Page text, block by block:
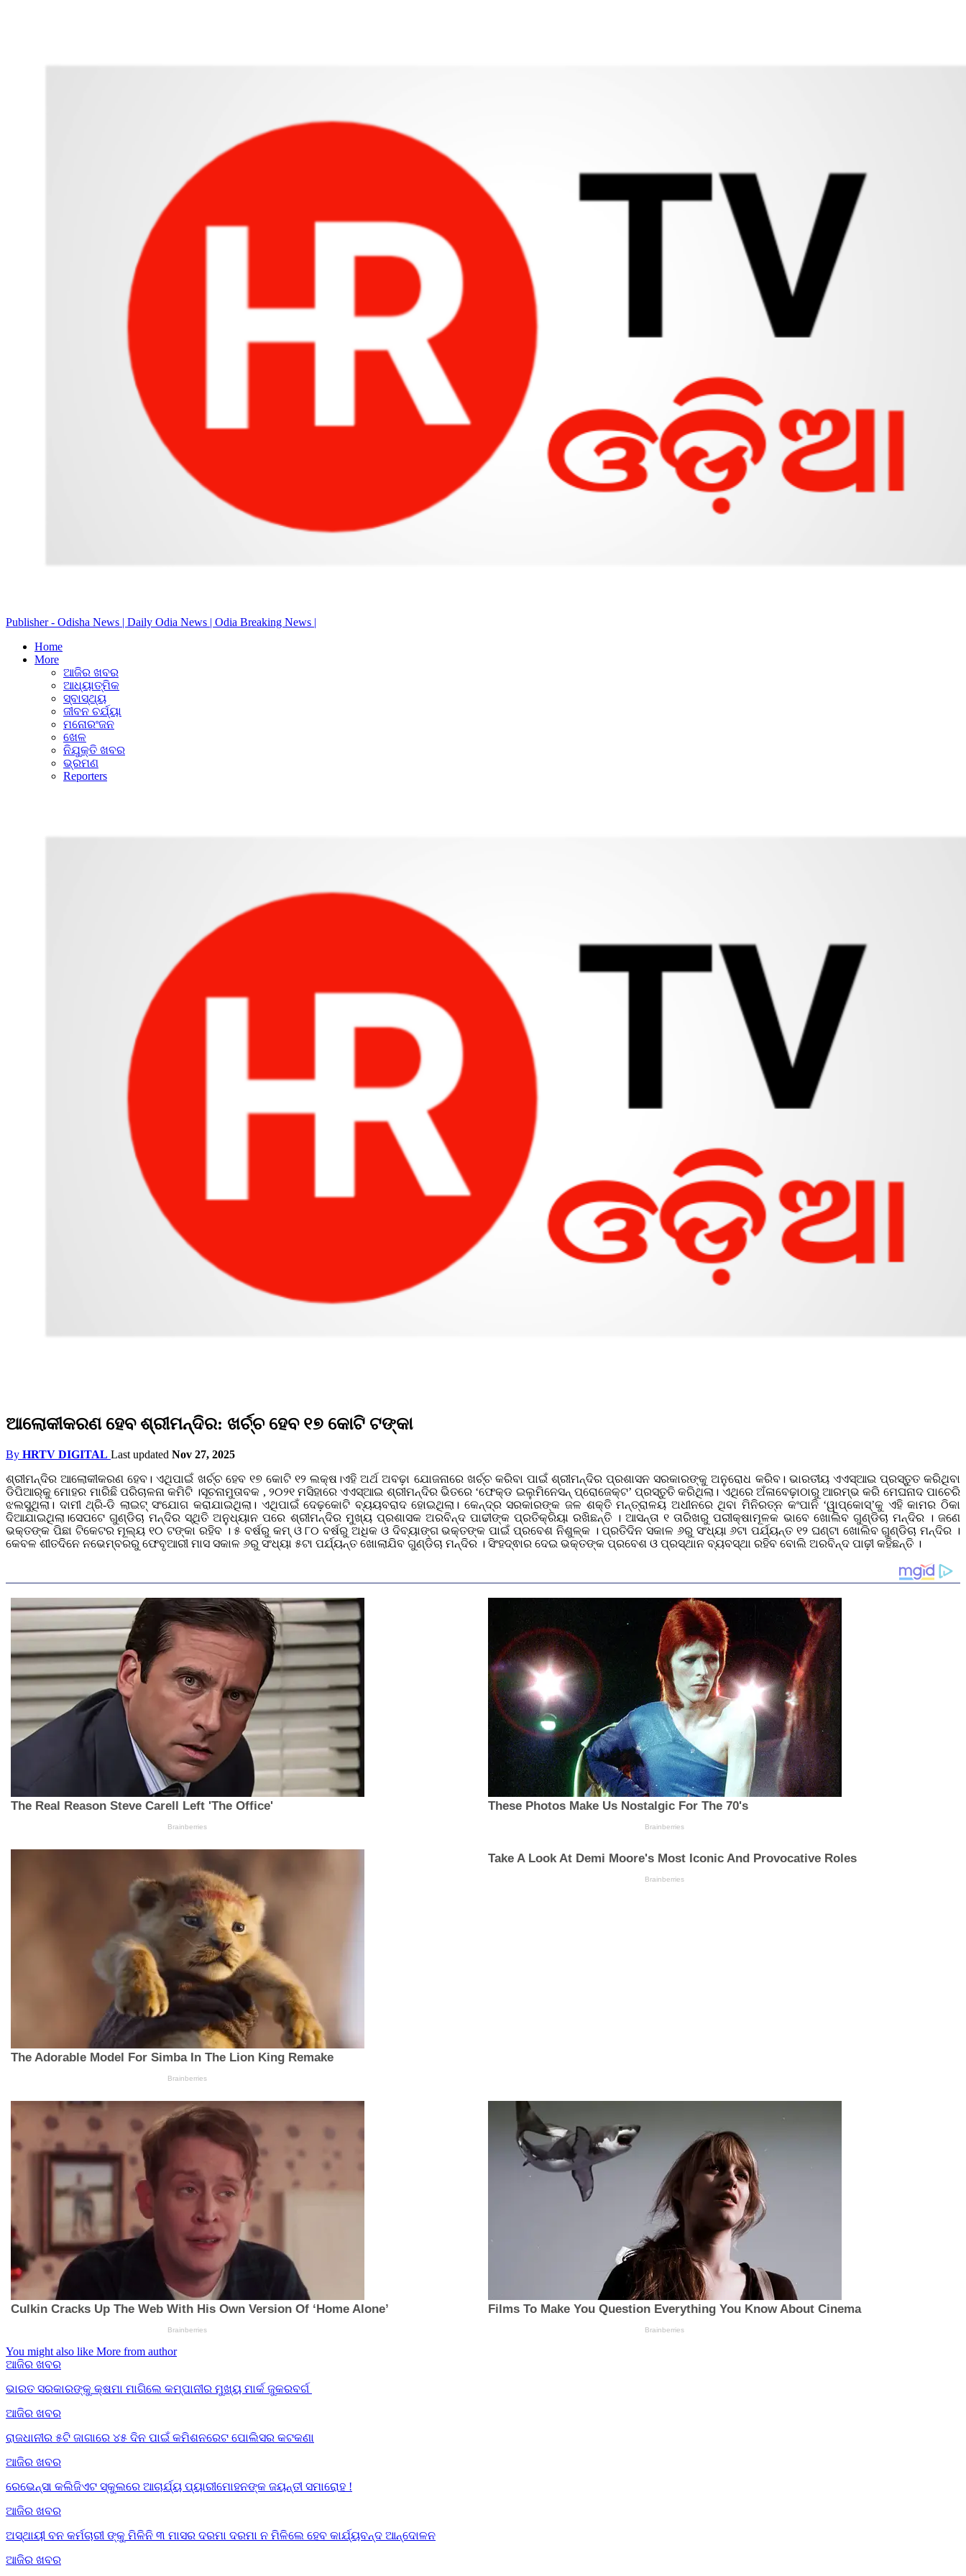
Publisher - Odisha News | Daily Odia News | Odia Breaking News |
Home
More
ଆଜିର ଖବର
ଆଧ୍ୟାତ୍ମିକ
ସ୍ବାସ୍ଥ୍ୟ
ଜୀବନ ଚର୍ଯ୍ୟା
ମନୋରଂଜନ
ଖେଳ
ନିଯୁକ୍ତି ଖବର
ଭ୍ରମଣ
Reporters
ଆଲୋକୀକରଣ ହେବ ଶ୍ରୀମନ୍ଦିର: ଖର୍ଚ୍ଚ ହେବ ୧୭ କୋଟି ଟଙ୍କା
By HRTV DIGITAL Last updated Nov 27, 2025
ଶ୍ରୀମନ୍ଦିର ଆଲୋକୀକରଣ ହେବ। ଏଥିପାଇଁ ଖର୍ଚ୍ଚ ହେବ ୧୭ କୋଟି ୧୨ ଲକ୍ଷ।ଏହି ଅର୍ଥ ଅବଢ଼ା ଯୋଜନାରେ ଖର୍ଚ୍ଚ କରିବା ପାଇଁ ଶ୍ରୀମନ୍ଦିର ପ୍ରଶାସନ ସରକାରଙ୍କୁ ଅନୁରୋଧ କରିବ। ଭାରତୀୟ ଏଏସ୍‌ଆଇ ପ୍ରସ୍ତୁତ କରିଥିବା
ଡିପିଆର୍‌କୁ ମୋହର ମାରିଛି ପରିଚାଳନା କମିଟି ।ସୂଚନାମୁତାବକ , ୨୦୨୧ ମସିହାରେ ଏଏସ୍‌ଆଇ ଶ୍ରୀମନ୍ଦିର ଭିତରେ ‘ଫେକ୍‌ଡ ଇଲୁମିନେସନ୍‌ ପ୍ରୋଜେକ୍ଟ’ ପ୍ରସ୍ତୁତି କରିଥିଲା। ଏଥିରେ ଅଁଳାବେଢ଼ାଠାରୁ ଆରମ୍ଭ କରି ମେଘନାଦ ପା‌ଚେରି
ଝଲସୁଥିଲା। ଦାମୀ ଥ୍ରି-ଡି ଲାଇଟ୍‌ ସଂଯୋଗ କରାଯାଇଥିଲା। ଏଥିପାଇଁ ଦେଢ଼କୋଟି ବ୍ୟୟବରାଦ ହୋଇଥିଲା। କେନ୍ଦ୍ର ସରକାରଙ୍କ ଜଳ ଶକ୍ତି ମନ୍ତ୍ରାଳୟ ଅଧୀନରେ ଥିବା ମିନିରତ୍ନ କଂପାନି ‘ୱାପ୍‌କୋସ୍‌’କୁ ଏହି କାମର ଠିକା
ଦିଆଯାଇଥିଲା।ସେପଟେ ଗୁଣ୍ଡିଚା ମନ୍ଦିର ସ୍ଥିତି ଅନୁଧ୍ୟାନ ପରେ ଶ୍ରୀମନ୍ଦିର ମୁଖ୍ୟ ପ୍ରଶାସକ ଅରବିନ୍ଦ ପାଢୀଙ୍କ ପ୍ରତିକ୍ରିୟା ରଖିଛନ୍ତି । ଆସନ୍ତା ୧ ତାରିଖରୁ ପରୀକ୍ଷାମୂଳକ ଭାବେ ଖୋଲିବ ଗୁଣ୍ଡିଚା ମନ୍ଦିର । ଜଣେ
ଭକ୍ତଙ୍କ ପିଛା ଟିକେଟର ମୂଲ୍ୟ ୧୦ ଟଙ୍କା ରହିବ । ୫ ବର୍ଷରୁ କମ୍ ଓ ୮୦ ବର୍ଷରୁ ଅଧିକ ଓ ଦିବ୍ୟାଙ୍ଗ ଭକ୍ତଙ୍କ ପାଇଁ ପ୍ରବେଶ ନିଶୁଳ୍କ । ପ୍ରତିଦିନ ସକାଳ ୬ରୁ ସଂଧ୍ୟା ୬ଟା ପର୍ଯ୍ୟନ୍ତ ୧୨ ଘଣ୍ଟା ଖୋଲିବ ଗୁଣ୍ଡିଚା ମନ୍ଦିର ।
କେବଳ ଶୀତଦିନେ ନଭେମ୍ବରରୁ ଫେବୃଆରୀ ମାସ ସକାଳ ୬ରୁ ସଂଧ୍ୟା ୫ଟା ପର୍ଯ୍ୟନ୍ତ ଖୋଲାଯିବ ଗୁଣ୍ଡିଚା ମନ୍ଦିର । ସିଂହଦ୍ଵାର ଦେଇ ଭକ୍ତଙ୍କ ପ୍ରବେଶ ଓ ପ୍ରସ୍ଥାନ ବ୍ୟବସ୍ଥା ରହିବ ବୋଲି ଅରବିନ୍ଦ ପାଢ଼ୀ କହିଛନ୍ତି ।
You might also like More from author
ଆଜିର ଖବର
ଭାରତ ସରକାରଙ୍କୁ କ୍ଷମା ମାଗିଲେ କମ୍ପାନୀର ମୁଖ୍ୟ ମାର୍କ ଜୁକରବର୍ଗ
ଆଜିର ଖବର
ରାଜଧାନୀର ୫ଟି ଜାଗାରେ ୪୫ ଦିନ ପାଇଁ କମିଶନରେଟ ପୋଲିସର କଟକଣା
ଆଜିର ଖବର
ରେଭେନ୍ସା କଲିଜିଏଟ ସ୍କୁଲରେ ଆଚାର୍ଯ୍ୟ ପ୍ୟାରୀମୋହନଙ୍କ ଜୟନ୍ତୀ ସମାରୋହ !
ଆଜିର ଖବର
ଅସ୍ଥାୟୀ ବନ କର୍ମଚାରୀ ଙ୍କୁ ମିଳିନି ୩ ମାସର ଦରମା ଦରମା ନ ମିଳିଲେ ହେବ କାର୍ଯ୍ୟବନ୍ଦ ଆନ୍ଦୋଳନ
ଆଜିର ଖବର